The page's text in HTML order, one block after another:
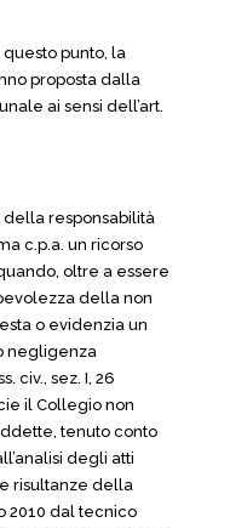
punto, la
proposta dalla
ai sensi dell’art.
della responsabilità
c.p.a. un ricorso
oltre a essere
della non
o evidenzia un
negligenza
civ., sez. I, 26
il Collegio non
tenuto conto
degli atti
risultanze della
2010 dal tecnico